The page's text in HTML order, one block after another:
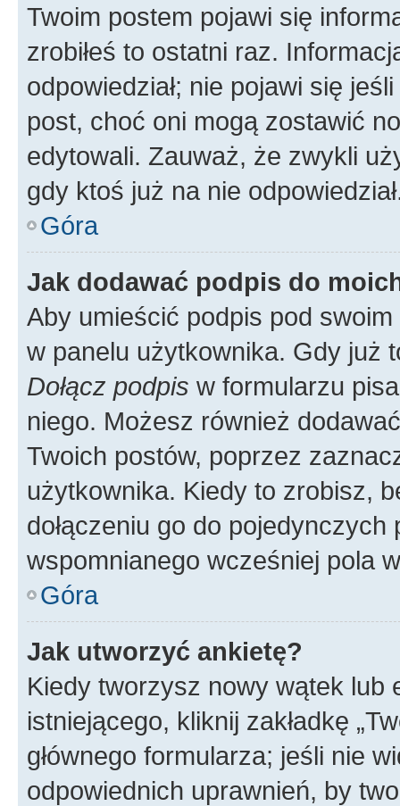
Twoim postem pojawi się
zrobiłeś to ostatni raz.
odpowiedział; nie pojawi się
post, choć oni mogą zostawić
edytowali. Zauważ, że zwykli
gdy ktoś już na nie
Góra
Jak dodawać podpis do
Aby umieścić podpis pod
w panelu użytkownika. Gdy już
Dołącz podpis w formularzu
niego. Możesz również
Twoich postów, poprzez
użytkownika. Kiedy to zrobisz,
dołączeniu go do
wspomnianego wcześniej pola
Góra
Jak utworzyć ankietę?
Kiedy tworzysz nowy wątek lub
istniejącego, kliknij zakładkę
głównego formularza; jeśli nie
odpowiednich uprawnień, by